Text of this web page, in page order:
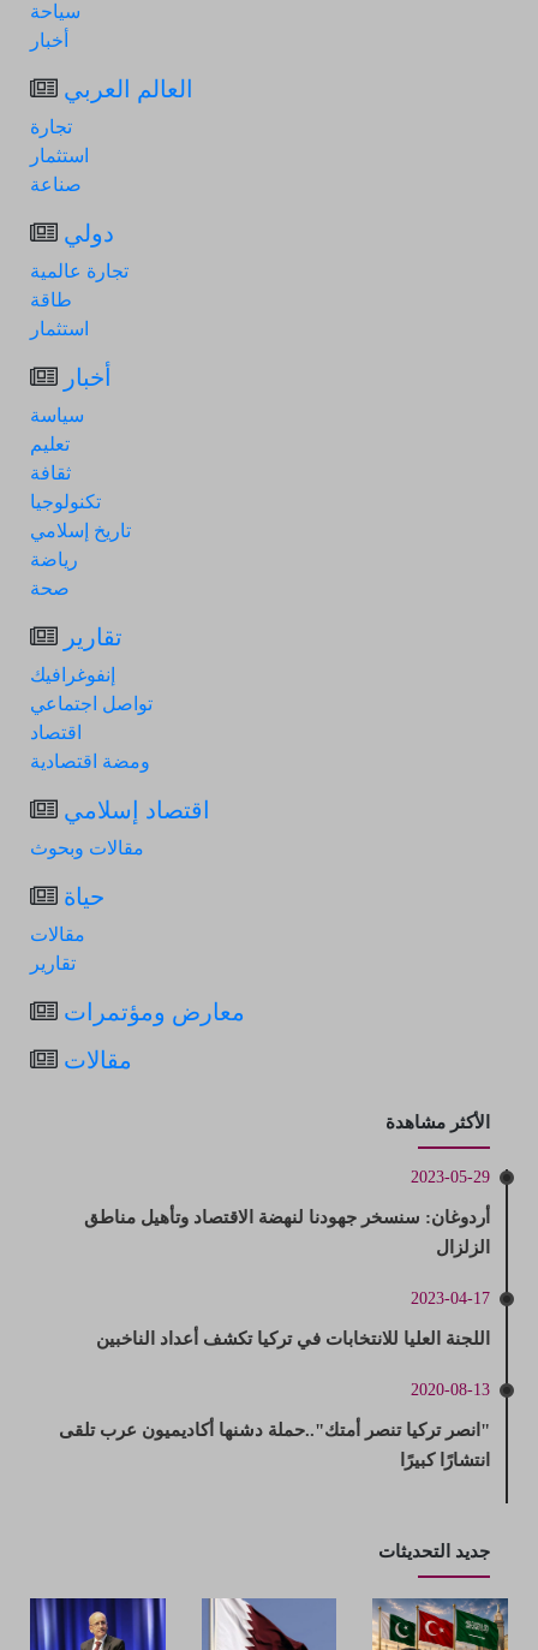
سياحة
أخبار
العالم العربي
تجارة
استثمار
صناعة
دولي
تجارة عالمية
طاقة
استثمار
أخبار
سياسة
تعليم
ثقافة
تكنولوجيا
تاريخ إسلامي
رياضة
صحة
تقارير
إنفوغرافيك
تواصل اجتماعي
اقتصاد
ومضة اقتصادية
اقتصاد إسلامي
مقالات وبحوث
حياة
مقالات
تقارير
معارض ومؤتمرات
مقالات
الأكثر مشاهدة
2023-05-29
أردوغان: سنسخر جهودنا لنهضة الاقتصاد وتأهيل مناطق
الزلزال
2023-04-17
اللجنة العليا للانتخابات في تركيا تكشف أعداد الناخبين
2020-08-13
"انصر تركيا تنصر أمتك"..حملة دشنها أكاديميون عرب تلقى
انتشارًا كبيرًا
جديد التحديثات